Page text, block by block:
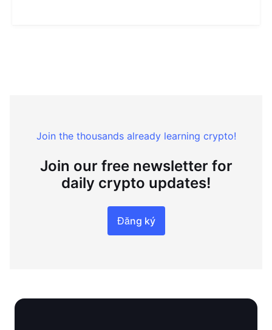
Join the thousands already learning crypto!
Join our free newsletter for
daily crypto updates!
Đăng ký